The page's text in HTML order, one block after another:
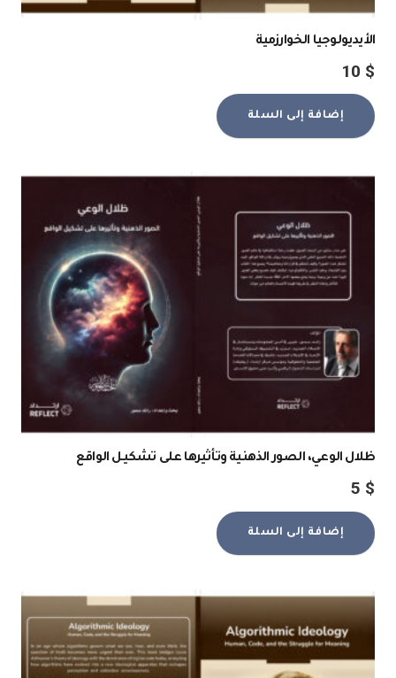
الأيديولوجيا الخوارزمية
10 $
إضافة إلى السلة
ظلال الوعي، الصور الذهنية وتأثيرها على تشكيل الواقع
5 $
إضافة إلى السلة